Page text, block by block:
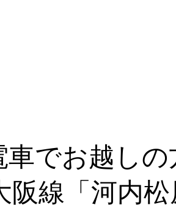
車でお越しの
阪線「河内